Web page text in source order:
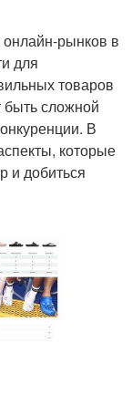
рынков в
для
товаров
сложной
В
которые
и добиться